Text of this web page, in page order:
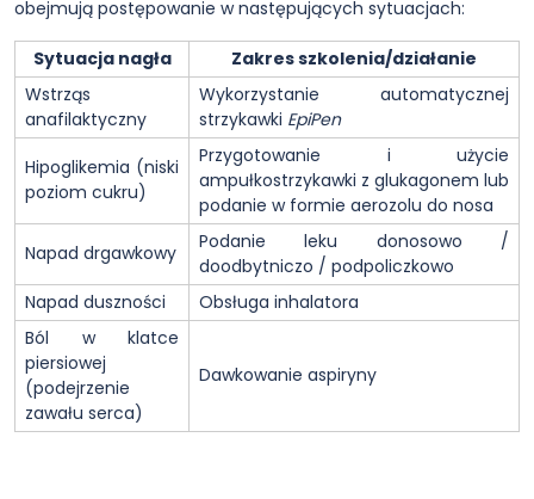
obejmują postępowanie w następujących sytuacjach:
Sytuacja nagła
Zakres szkolenia/działanie
Wstrząs
anafilaktyczny
Wykorzystanie automatycznej
strzykawki EpiPen
Hipoglikemia (niski
poziom cukru)
Przygotowanie i użycie
ampułkostrzykawki z glukagonem lub
podanie w formie aerozolu do nosa
Napad drgawkowy
Podanie leku donosowo /
doodbytniczo / podpoliczkowo
Napad duszności
Obsługa inhalatora
Ból w klatce
piersiowej
(podejrzenie
zawału serca)
Dawkowanie aspiryny